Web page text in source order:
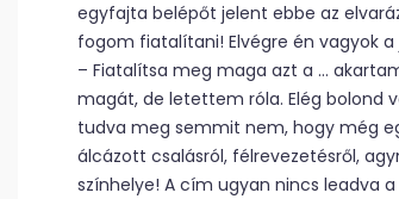
egyfajta belépőt jelent ebbe az
fogom fiatalítani! Elvégre én vagyok
– Fiatalítsa meg maga azt a …
magát, de letettem róla. Elég bolond
tudva meg semmit nem, hogy még
álcázott csalásról, félrevezetésről,
színhelye! A cím ugyan nincs leadva